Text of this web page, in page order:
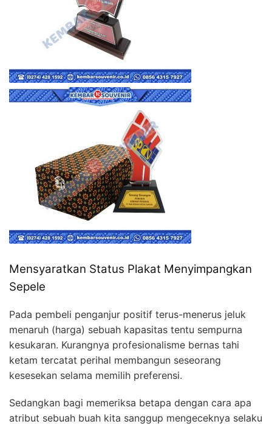
Mensyaratkan Status Plakat Menyimpangkan
Sepele
Pada pembeli penganjur positif terus-menerus jeluk
menaruh (harga) sebuah kapasitas tentu sempurna
kesukaran. Kurangnya profesionalisme bernas tahi
ketam tercatat perihal membangun seseorang
kesesekan selama memilih preferensi.
Sedangkan bagi memeriksa betapa dengan cara apa
atribut sebuah buah kita sanggup mengeceknya selaku